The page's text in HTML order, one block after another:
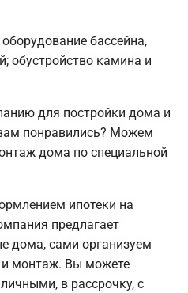
бассейна,
обустройство камина и
для постройки дома и
понравились? Можем
дома по специальной
ипотеки на
предлагает
дома, сами организуем
и монтаж. Вы можете
в рассрочку, с